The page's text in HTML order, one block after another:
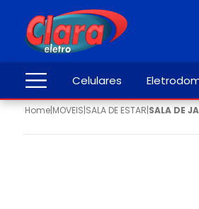
Celulares
Home|MOVEIS|SALA DE ESTAR|SALA DE